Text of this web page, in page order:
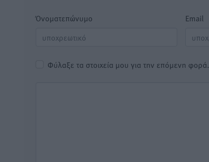
Όνοματεπώνυμο Email
Φύλαξε τα στοιχεία μου για την επόμενη φορά.